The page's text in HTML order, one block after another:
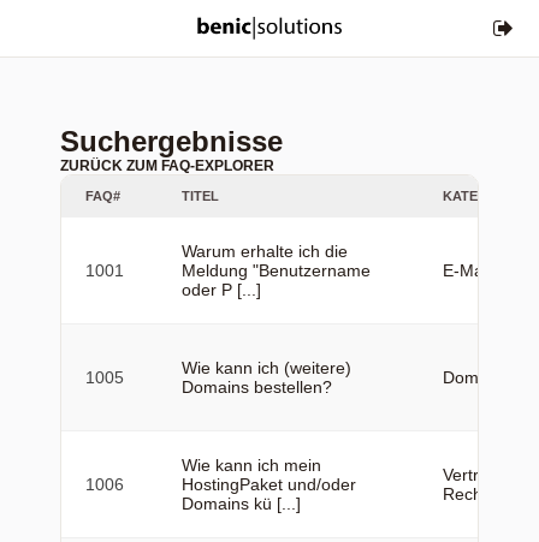
Suchergebnisse
ZURÜCK ZUM FAQ-EXPLORER
FAQ# TITEL KATEGORIE
1001
Warum erhalte ich die
Meldung "Benutzername
oder P [...]
E-Mail
1005
Wie kann ich (weitere)
Domains bestellen?
Domains
1006
Wie kann ich mein
HostingPaket und/oder
Domains kü [...]
Vertrag &
Rechnung